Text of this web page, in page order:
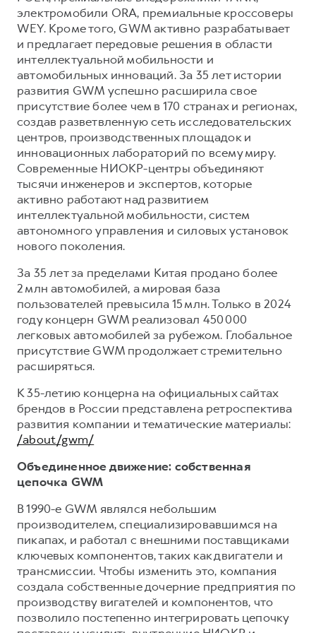
HAVAL Лизинг
АКСЕССУАРЫ HAVAL
Автомобильные аксессуары
Коллекция CITY
Коллекция Базовая
Коллекция Детская
АКСЕССУАРЫ HAVAL
Автомобильные аксессуары
Коллекция CITY
Коллекция Базовая
Коллекция Детская
электромобили ORA, премиальные кроссоверы
WEY. Кроме того, GWM активно разрабатывает
и предлагает передовые решения в области
интеллектуальной мобильности и
автомобильных инноваций. За 35 лет истории
развития GWM успешно расширила свое
присутствие более чем в 170 странах и регионах,
создав разветвленную сеть исследовательских
центров, производственных площадок и
инновационных лабораторий по всему миру.
Современные НИОКР-центры объединяют
тысячи инженеров и экспертов, которые
активно работают над развитием
интеллектуальной мобильности, систем
автономного управления и силовых установок
нового поколения.
За 35 лет за пределами Китая продано более
2 млн автомобилей, а мировая база
пользователей превысила 15 млн. Только в 2024
году концерн GWM реализовал 450 000
легковых автомобилей за рубежом. Глобальное
присутствие GWM продолжает стремительно
расширяться.
К 35-летию концерна на официальных сайтах
брендов в России представлена ретроспектива
развития компании и тематические материалы:
/about/gwm/
Объединенное движение: собственная
цепочка GWM
В 1990-е GWM являлся небольшим
производителем, специализировавшимся на
пикапах, и работал с внешними поставщиками
ключевых компонентов, таких как двигатели и
трансмиссии. Чтобы изменить это, компания
создала собственные дочерние предприятия по
производству вигателей и компонентов, что
позволило постепенно интегрировать цепочку